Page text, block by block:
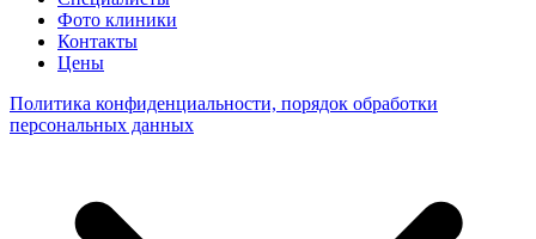
Фото клиники
Контакты
Цены
Политика конфиденциальности, порядок обработки
персональных данных